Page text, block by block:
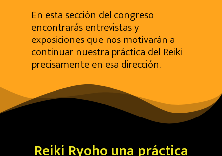
En esta sección del congreso
encontrarás entrevistas y
exposiciones que nos motivarán a
continuar nuestra práctica del Reiki
precisamente en esa dirección.
Reiki Ryoho una práctica